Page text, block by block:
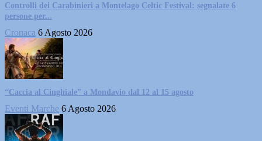
Controlli dei Carabinieri a Montelago Celtic Festival: segnalate 6
persone per...
Cronaca 6 Agosto 2026
“Caccia al Cinghiale” a Mondavio dal 12 al 15 agosto
Eventi Marche 6 Agosto 2026